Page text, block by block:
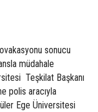
sonucu
müdahale
Teşkilat Başkanı
polis aracıyla
Ege Üniversitesi